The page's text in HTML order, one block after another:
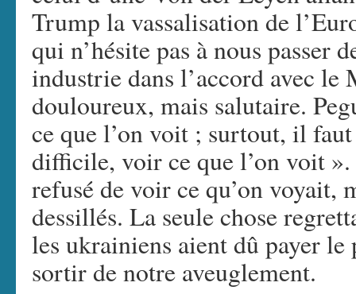
Trump la vassalisation de
qui n’hésite pas à nous passer
industrie dans l’accord avec le
douloureux, mais salutaire.
ce que l’on voit ; surtout, il
difficile, voir ce que l’on voit ».
refusé de voir ce qu’on voyait,
dessillés. La seule chose
les ukrainiens aient dû payer
sortir de notre aveuglement.